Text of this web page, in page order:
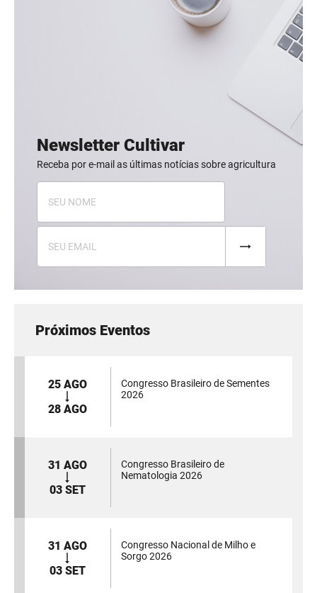
Newsletter Cultivar
Receba por e-mail as últimas notícias sobre agricultura
Próximos Eventos
25 AGO
28 AGO
Congresso Brasileiro de Sementes
2026
31 AGO
03 SET
Congresso Brasileiro de
Nematologia 2026
31 AGO
03 SET
Congresso Nacional de Milho e
Sorgo 2026